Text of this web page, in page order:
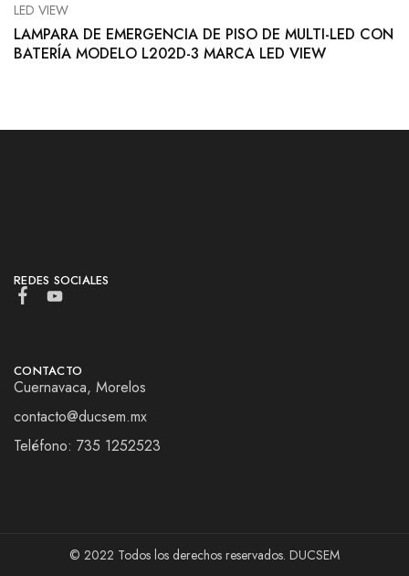
LED VIEW
LAMPARA DE EMERGENCIA DE PISO DE MULTI-LED CON
BATERÍA MODELO L202D-3 MARCA LED VIEW
REDES SOCIALES
CONTACTO
Cuernavaca, Morelos
contacto@ducsem.mx
Teléfono: 735 1252523
© 2022 Todos los derechos reservados. DUCSEM